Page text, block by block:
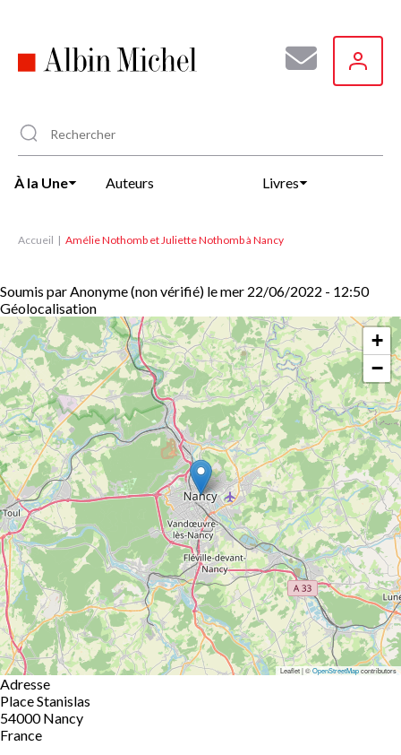
principal
À la Une Auteurs Livres
Accueil Amélie Nothomb et Juliette Nothomb à Nancy
Soumis parAnonyme (non vérifié) lemer 22/06/2022 - 12:50
Géolocalisation
+
−
Leaflet | ©OpenStreetMapcontributors
Adresse
Place Stanislas
54000 Nancy
France